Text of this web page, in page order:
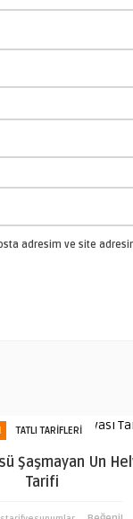
adresim ve site
TATLI TARIFLERI
Şaşmayan Un
Tarifi